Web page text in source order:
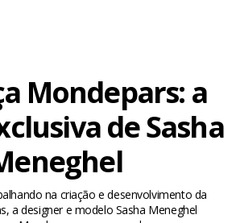
Mondepars: a
de Sasha
na criação e desenvolvimento da
a designer e modelo Sasha Meneghel